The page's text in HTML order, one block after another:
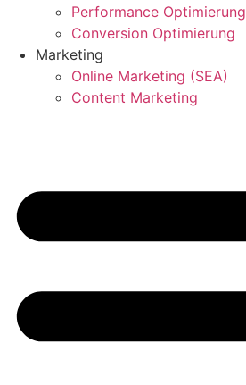
Performance Optimierung
Conversion Optimierung
Marketing
Online Marketing (SEA)
Content Marketing